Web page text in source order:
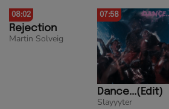
08:02
Rejection
Martin Solveig
07:58
Dance...(Edit)
Slayyyter